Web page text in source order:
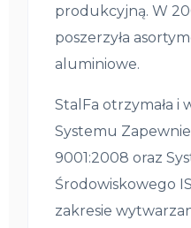
produkcyjną. W
poszerzyła
aluminiowe.
StalFa otrzymała i
Systemu
9001:2008 oraz
Środowiskowego
zakresie